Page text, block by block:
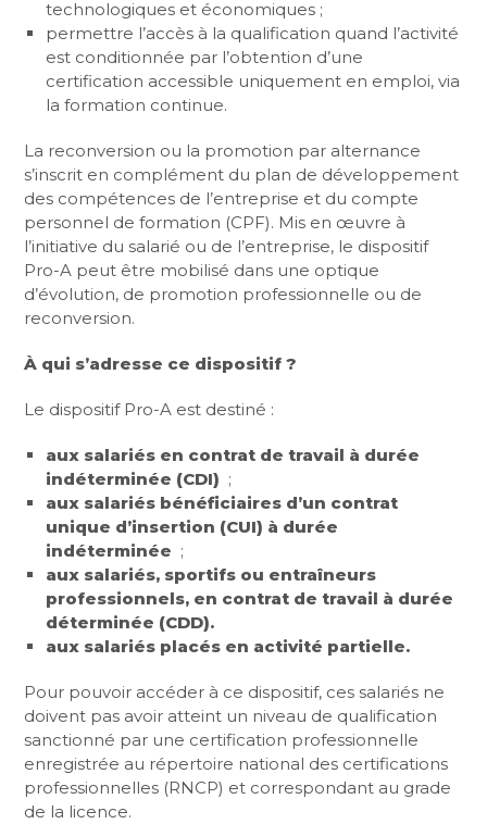
technologiques et économiques ;
permettre l’accès à la qualification quand l’activité
est conditionnée par l’obtention d’une
certification accessible uniquement en emploi, via
la formation continue.
La reconversion ou la promotion par alternance
s’inscrit en complément du plan de développement
des compétences de l’entreprise et du compte
personnel de formation (CPF). Mis en œuvre à
l’initiative du salarié ou de l’entreprise, le dispositif
Pro-A peut être mobilisé dans une optique
d’évolution, de promotion professionnelle ou de
reconversion.
À qui s’adresse ce dispositif ?
Le dispositif Pro-A est destiné :
aux salariés en contrat de travail à durée
indéterminée (CDI) ;
aux salariés bénéficiaires d’un contrat
unique d’insertion (CUI) à durée
indéterminée ;
aux salariés, sportifs ou entraîneurs
professionnels, en contrat de travail à durée
déterminée (CDD).
aux salariés placés en activité partielle.
Pour pouvoir accéder à ce dispositif, ces salariés ne
doivent pas avoir atteint un niveau de qualification
sanctionné par une certification professionnelle
enregistrée au répertoire national des certifications
professionnelles (RNCP) et correspondant au grade
de la licence.